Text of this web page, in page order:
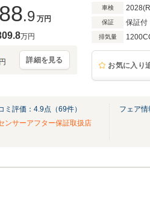
.9 万円
万円
円 詳細を見る
車検
保証 保証付
排気量
お気に入り
ミ評価： 4.9 点（69件）
ンサーアフター保証取扱店
フェア情